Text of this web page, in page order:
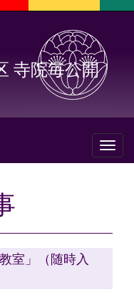
寺院毎公開
Toggle
室」（随時入